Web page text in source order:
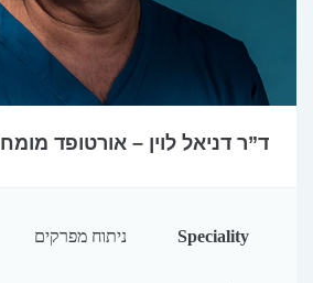
ד”ר דניאל לוין – אורטופד
Speciality ניתוח מפרקים